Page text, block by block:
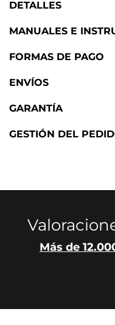
DETALLES
MANUALES E
FORMAS DE PAGO
ENVÍOS
GARANTÍA
GESTIÓN DEL
Más de